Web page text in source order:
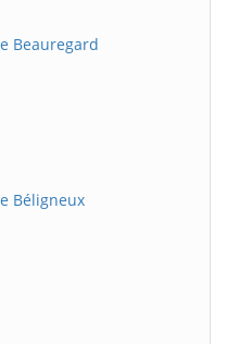
Beauregard
Béligneux